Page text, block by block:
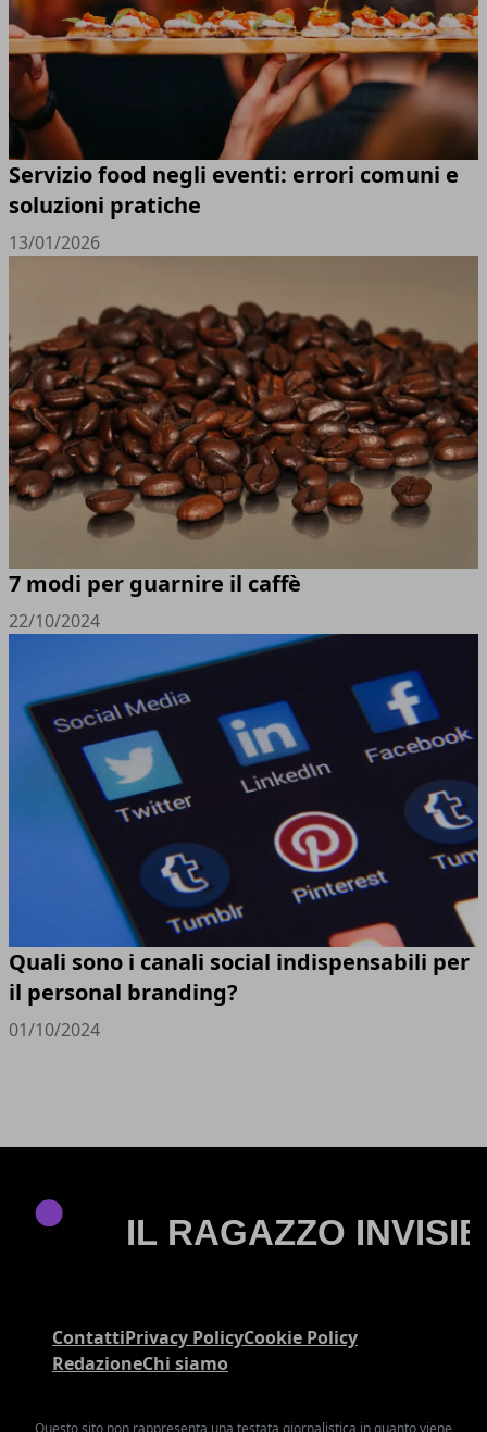
Servizio food negli eventi: errori comuni e
soluzioni pratiche
13/01/2026
7 modi per guarnire il caffè
22/10/2024
Quali sono i canali social indispensabili per
il personal branding?
01/10/2024
ContattiPrivacy PolicyCookie Policy
RedazioneChi siamo
Questo sito non rappresenta una testata giornalistica in quanto viene